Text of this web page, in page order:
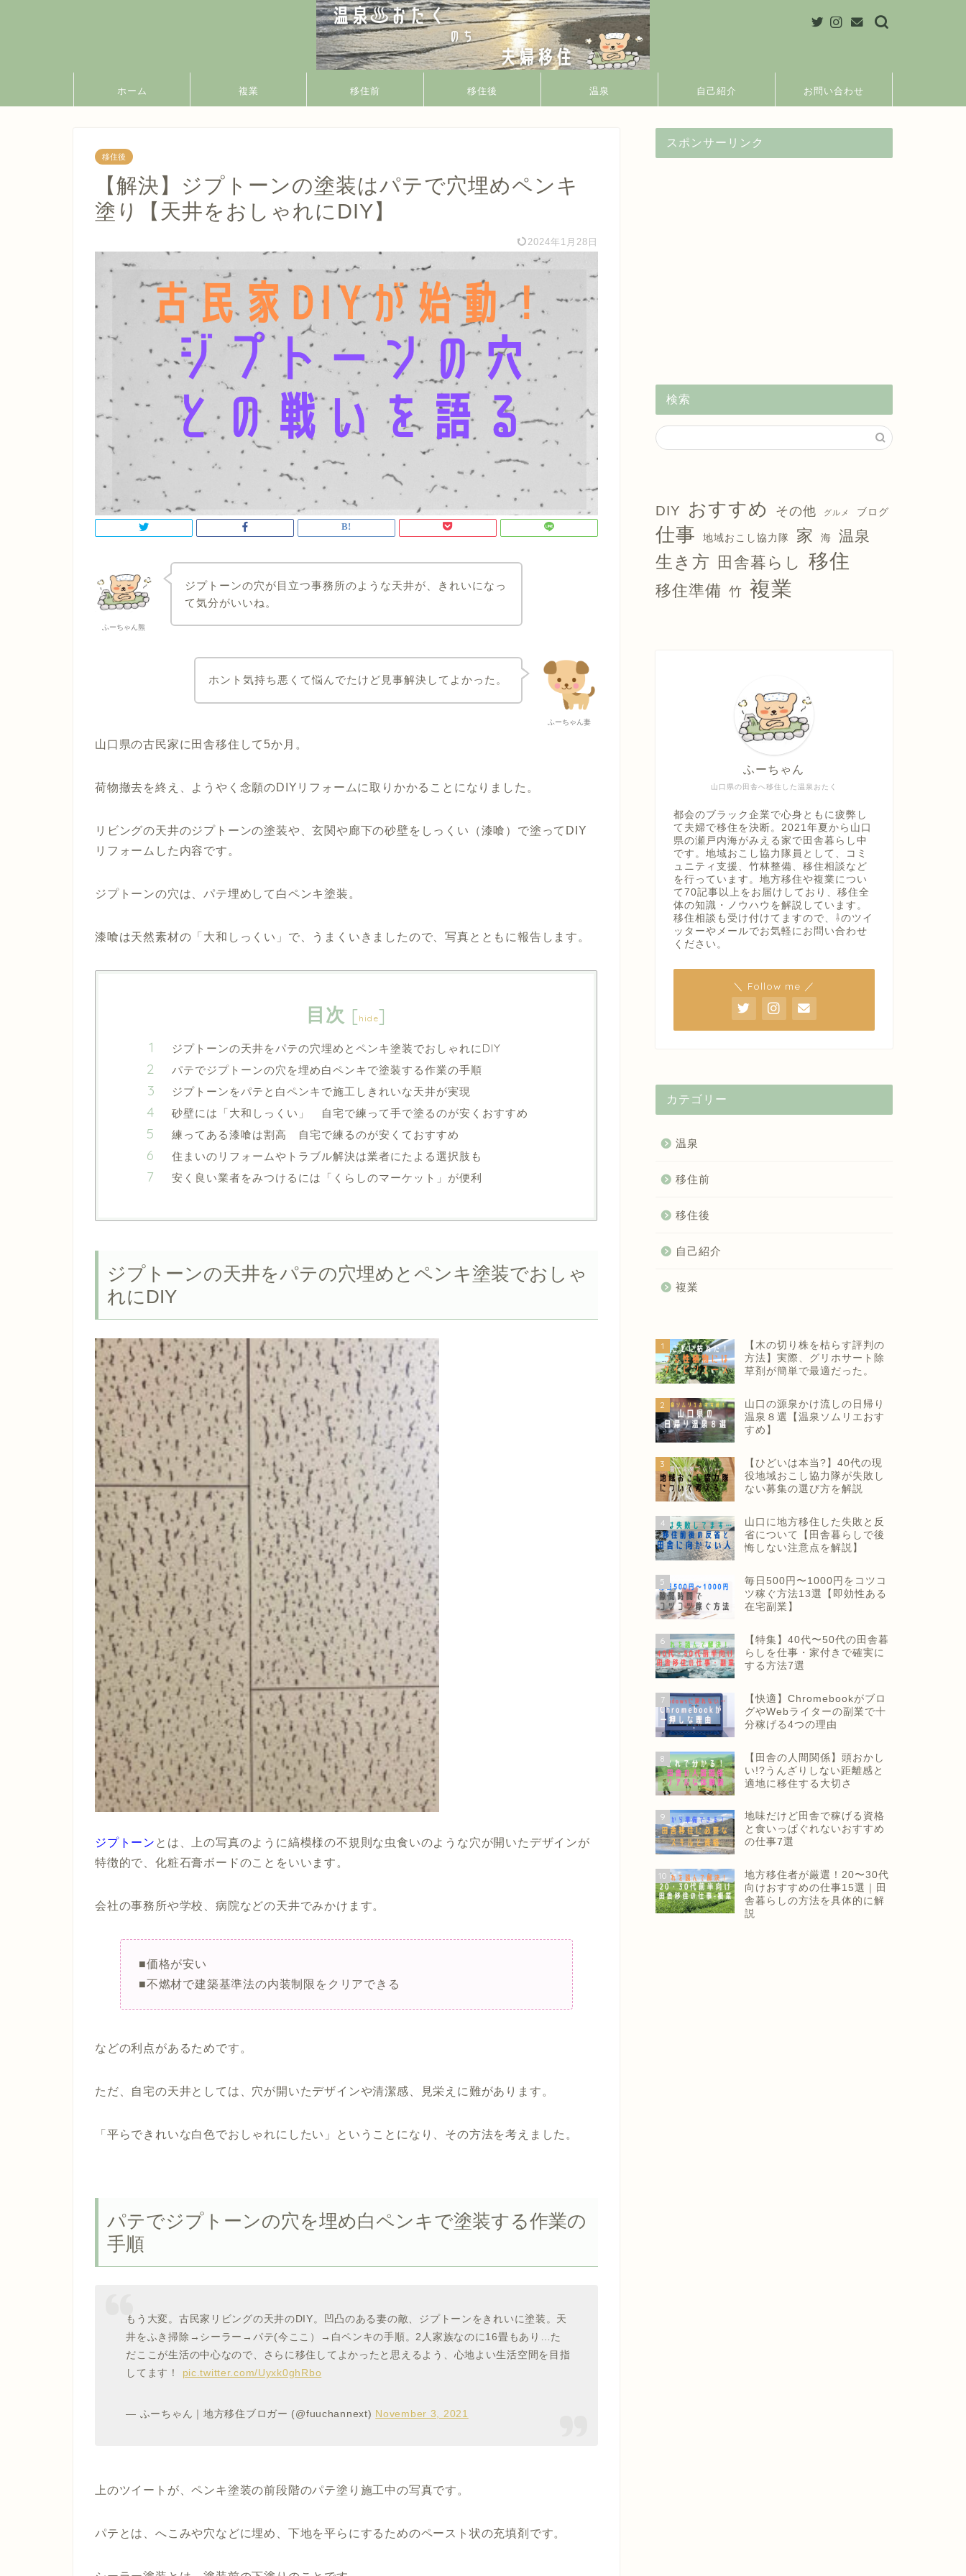
ホーム 複業 移住前 移住後 温泉 自己紹介 お問い合わせ
移住後
【解決】ジプトーンの塗装はパテで穴埋めペンキ
塗り【天井をおしゃれにDIY】
2024年1月28日
ふーちゃん熊
ジプトーンの穴が目立つ事務所のような天井が、きれいになっ
て気分がいいね。
ふーちゃん妻
ホント気持ち悪くて悩んでたけど見事解決してよかった。
山口県の古民家に田舎移住して5か月。
荷物撤去を終え、ようやく念願のDIYリフォームに取りかかることになりました。
リビングの天井のジプトーンの塗装や、玄関や廊下の砂壁をしっくい（漆喰）で塗ってDIY
リフォームした内容です。
ジプトーンの穴は、パテ埋めして白ペンキ塗装。
漆喰は天然素材の「大和しっくい」で、うまくいきましたので、写真とともに報告します。
目次 [ hide]
ジプトーンの天井をパテの穴埋めとペンキ塗装でおしゃれにDIY
パテでジプトーンの穴を埋め白ペンキで塗装する作業の手順
ジプトーンをパテと白ペンキで施工しきれいな天井が実現
砂壁には「大和しっくい」 自宅で練って手で塗るのが安くおすすめ
練ってある漆喰は割高 自宅で練るのが安くておすすめ
住まいのリフォームやトラブル解決は業者にたよる選択肢も
安く良い業者をみつけるには「くらしのマーケット」が便利
ジプトーンの天井をパテの穴埋めとペンキ塗装でおしゃ
れにDIY
ジプトーン とは、上の写真のように縞模様の不規則な虫食いのような穴が開いたデザインが
特徴的で、化粧石膏ボードのことをいいます。
会社の事務所や学校、病院などの天井でみかけます。
■価格が安い
■不燃材で建築基準法の内装制限をクリアできる
などの利点があるためです。
ただ、 自宅の天井としては、穴が開いたデザインや清潔感、見栄えに難があります。
「平らできれいな白色でおしゃれにしたい」ということになり、その方法を考えました。
パテでジプトーンの穴を埋め白ペンキで塗装する作業の
手順
もう大変。古民家リビングの天井のDIY。凹凸のある妻の敵、ジプトーンをきれいに塗装。天
井をふき掃除→シーラー→パテ(今ここ）→白ペンキの手順。2人家族なのに16畳もあり…た
だここが生活の中心なので、さらに移住してよかったと思えるよう、心地よい生活空間を目指
してます！ pic.twitter.com/Uyxk0ghRbo
— ふーちゃん｜地方移住ブロガー (@fuuchannext) November 3, 2021
上のツイートが、ペンキ塗装の前段階のパテ塗り施工中の写真です。
パテとは、へこみや穴などに埋め、下地を平らにするためのペースト状の充填剤です。
スポンサーリンク
検索
DIY おすすめ その他 グルメ ブログ
仕事 地域おこし協力隊 家 海 温泉
生き方 田舎暮らし 移住
移住準備 竹 複業
山口県の田舎へ移住した温泉おたく
ふーちゃん
都会のブラック企業で心身ともに疲弊し
て夫婦で移住を決断。2021年夏から山口
県の瀬戸内海がみえる家で田舎暮らし中
です。地域おこし協力隊員として、コミ
ュニティ支援、竹林整備、移住相談など
を行っています。地方移住や複業につい
て70記事以上をお届けしており、移住全
体の知識・ノウハウを解説しています。
移住相談も受け付けてますので、⇩のツイ
ッターやメールでお気軽にお問い合わせ
ください。
＼ Follow me ／
カテゴリー
温泉
移住前
移住後
自己紹介
複業
1
【木の切り株を枯らす評判の
方法】実際、グリホサート除
草剤が簡単で最適だった。
2
山口の源泉かけ流しの日帰り
温泉８選【温泉ソムリエおす
すめ】
3
【ひどいは本当?】40代の現
役地域おこし協力隊が失敗し
ない募集の選び方を解説
4
山口に地方移住した失敗と反
省について【田舎暮らしで後
悔しない注意点を解説】
5
毎日500円〜1000円をコツコ
ツ稼ぐ方法13選【即効性ある
在宅副業】
6
【特集】40代〜50代の田舎暮
らしを仕事・家付きで確実に
する方法7選
7
【快適】Chromebookがブロ
グやWebライターの副業で十
分稼げる4つの理由
8
【田舎の人間関係】頭おかし
い!?うんざりしない距離感と
適地に移住する大切さ
9
地味だけど田舎で稼げる資格
と食いっぱぐれないおすすめ
の仕事7選
10
地方移住者が厳選！20〜30代
向けおすすめの仕事15選｜田
舎暮らしの方法を具体的に解
説